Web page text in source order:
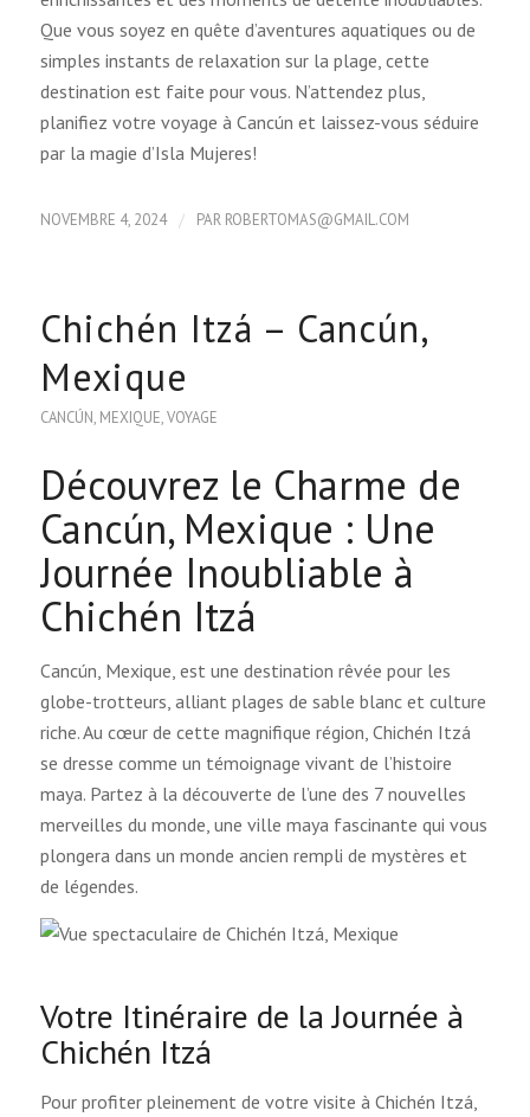
Que vous soyez en quête d’aventures aquatiques ou de
simples instants de relaxation sur la plage, cette
destination est faite pour vous. N’attendez plus,
planifiez votre voyage à Cancún et laissez-vous séduire
par la magie d’Isla Mujeres!
NOVEMBRE 4, 2024 / PAR ROBERTOMAS@GMAIL.COM
Chichén Itzá – Cancún,
Mexique
CANCÚN, MEXIQUE,VOYAGE
Découvrez le Charme de
Cancún, Mexique : Une
Journée Inoubliable à
Chichén Itzá
Cancún, Mexique, est une destination rêvée pour les
globe-trotteurs, alliant plages de sable blanc et culture
riche. Au cœur de cette magnifique région, Chichén Itzá
se dresse comme un témoignage vivant de l’histoire
maya. Partez à la découverte de l’une des 7 nouvelles
merveilles du monde, une ville maya fascinante qui vous
plongera dans un monde ancien rempli de mystères et
de légendes.
Votre Itinéraire de la Journée à
Chichén Itzá
Pour profiter pleinement de votre visite à Chichén Itzá,